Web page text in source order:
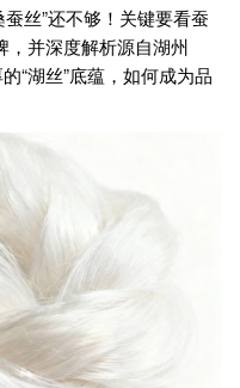
丝”还不够！关键要看蚕
，并深度解析源自湖州
“湖丝”底蕴，如何成为品